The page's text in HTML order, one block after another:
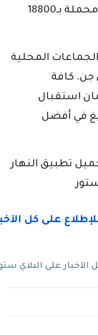
كما استقبل ميناء جيجل، سفينة محملة بـ18800
الجماعات المحلية
كافة
استقبال
في أفضل
تطبيق النهار
على البلاي